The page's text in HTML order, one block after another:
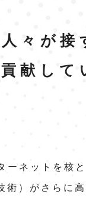
々が接
献して
ーネットを核
術）がさらに